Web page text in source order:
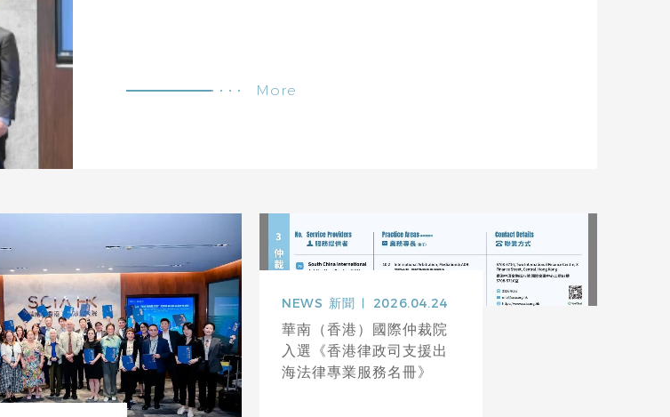
More
NEWS 新聞 2026.04.24
華南（香港）國際仲裁院
入選《香港律政司支援出
海法律專業服務名冊》